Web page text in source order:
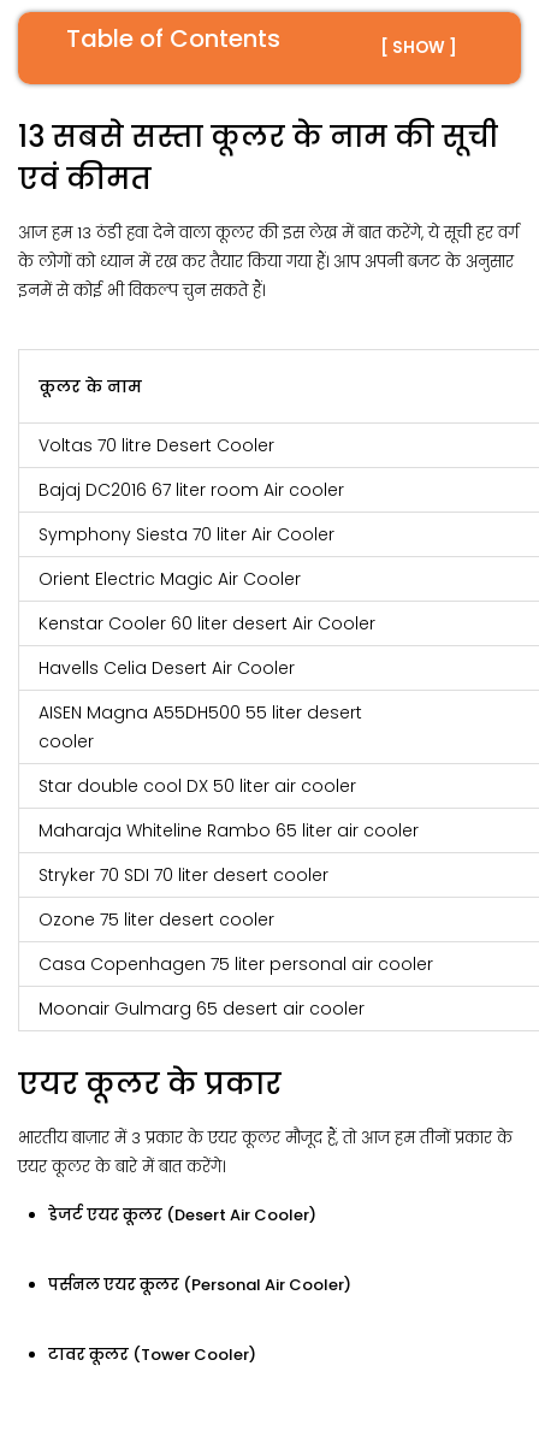
Table of Contents [ SHOW ]
13 सबसे सस्ता कूलर के नाम की सूची
एवं कीमत
आज हम 13 ठंडी हवा देने वाला कूलर की इस लेख में बात करेंगे, ये सूची हर वर्ग
के लोगों को ध्यान में रख कर तैयार किया गया हैं। आप अपनी बजट के अनुसार
इनमें से कोई भी विकल्प चुन सकते हैं।
कूलर के नाम
Voltas 70 litre Desert Cooler
Bajaj DC2016 67 liter room Air cooler
Symphony Siesta 70 liter Air Cooler
Orient Electric Magic Air Cooler
Kenstar Cooler 60 liter desert Air Cooler
Havells Celia Desert Air Cooler
AISEN Magna A55DH500 55 liter desert
Star double cool DX 50 liter air cooler
Maharaja Whiteline Rambo 65 liter air cooler
Stryker 70 SDI 70 liter desert cooler
Ozone 75 liter desert cooler
Casa Copenhagen 75 liter personal air cooler
Moonair Gulmarg 65 desert air cooler
एयर कूलर के प्रकार
भारतीय बाज़ार में 3 प्रकार के एयर कूलर मौजूद हैं, तो आज हम तीनों प्रकार के
एयर कूलर के बारे में बात करेंगे।
डेजर्ट एयर कूलर (Desert Air Cooler)
पर्सनल एयर कूलर (Personal Air Cooler)
टावर कूलर (Tower Cooler)